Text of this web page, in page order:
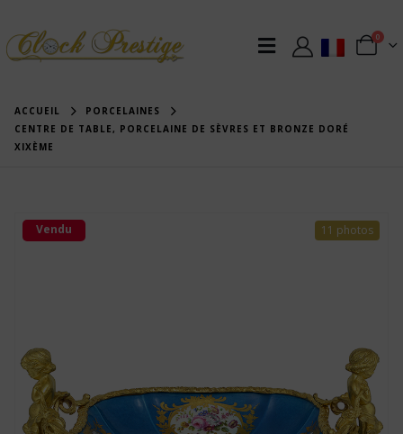
0
ACCUEIL
PORCELAINES
CENTRE DE TABLE, PORCELAINE DE SÈVRES ET BRONZE DORÉ
XIXÈME
11 photos
Vendu